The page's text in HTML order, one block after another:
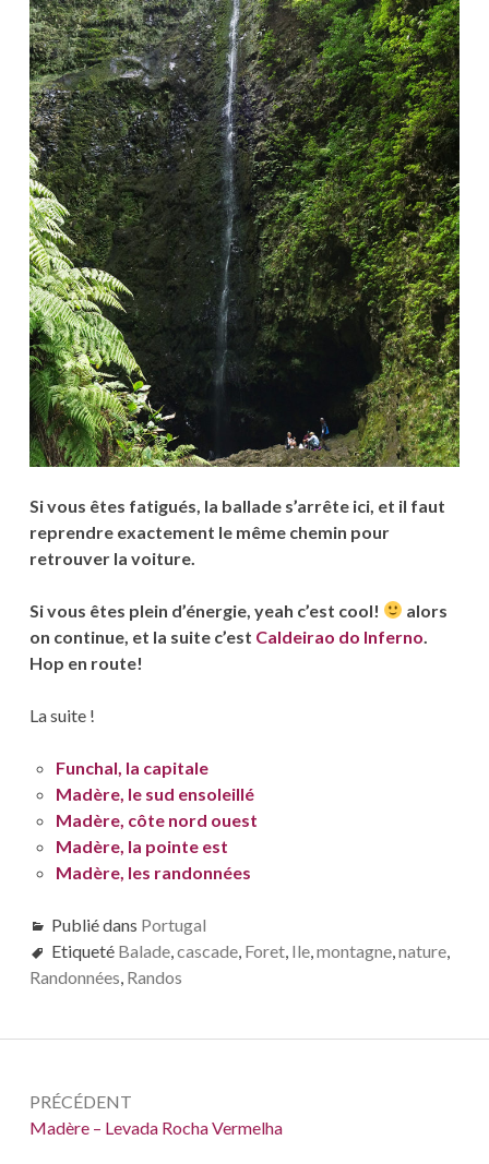
Si vous êtes fatigués, la ballade s’arrête ici, et il faut
reprendre exactement le même chemin pour
retrouver la voiture.
Si vous êtes plein d’énergie, yeah c’est cool!
alors
on continue, et la suite c’est Caldeirao do Inferno
Hop en route!
La suite !
Funchal, la capitale
Madère, le sud ensoleillé
Madère, côte nord ouest
Madère, la pointe est
Madère, les randonnées
Publié dans Portugal
Etiqueté Balade, cascade, Foret, Ile, montagne, nature,
Randonnées Randos
de
PRÉCÉDENT
Précédent :
Madère – Levada Rocha Vermelha